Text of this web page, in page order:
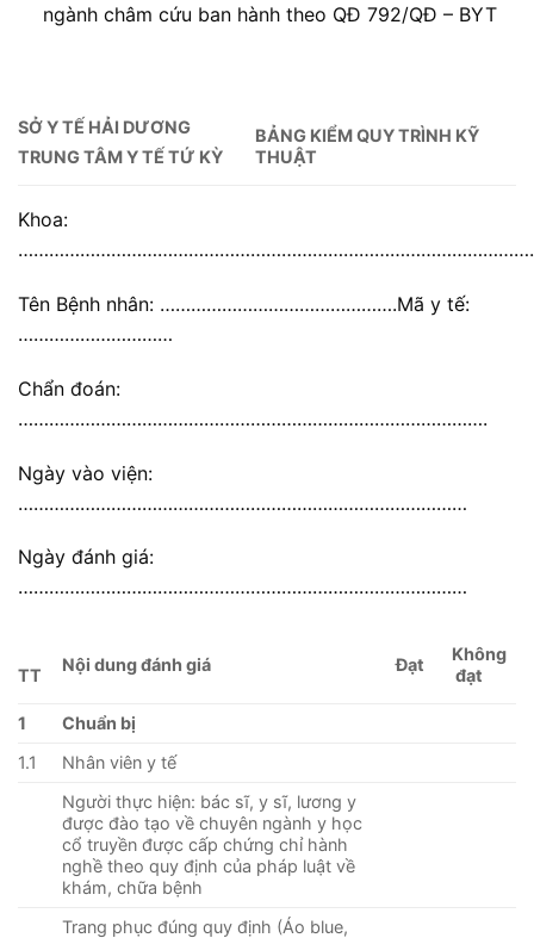
ngành châm cứu ban hành theo QĐ 792/QĐ – BYT
SỞ Y TẾ HẢI DƯƠNG
TRUNG TÂM Y TẾ TỨ KỲ
BẢNG KIỂM QUY TRÌNH KỸ
THUẬT
Khoa:
Tên Bệnh nhân: ……………………………………….Mã y tế:
…………………………
Chẩn đoán:
……………………………………………………………………………….
Ngày vào viện:
……………………………………………………………………………
Ngày đánh giá:
……………………………………………………………………………
TT
Nội dung đánh giá Đạt
Không
đạt
1
Chuẩn bị
1.1
Nhân viên y tế
Người thực hiện: bác sĩ, y sĩ, lương y
được đào tạo về chuyên ngành y học
cổ truyền được cấp chứng chỉ hành
nghề theo quy định của pháp luật về
khám, chữa bệnh
Trang phục đúng quy định (Áo blue,